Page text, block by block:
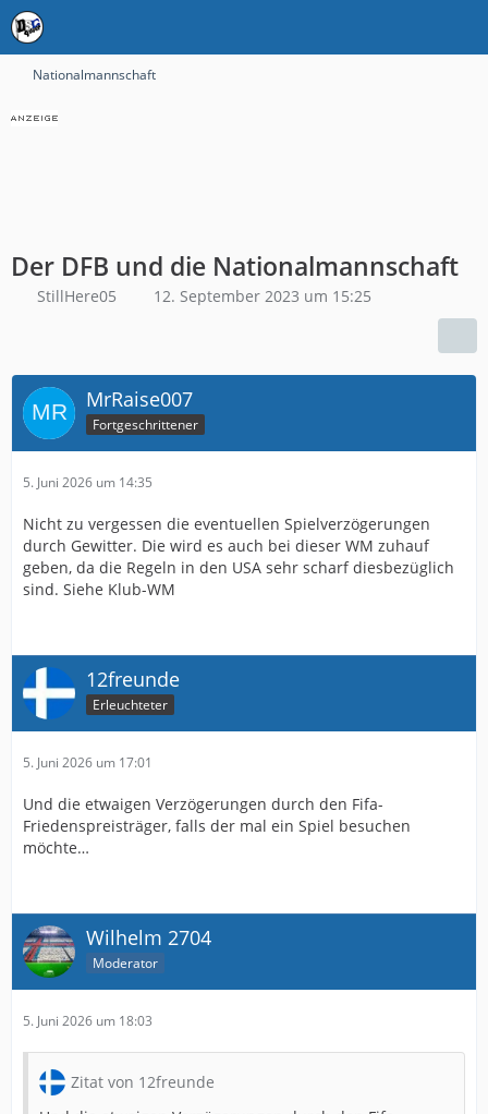
Nationalmannschaft
Der DFB und die Nationalmannschaft
StillHere05 12. September 2023 um 15:25
MrRaise007
Fortgeschrittener
5. Juni 2026 um 14:35
Nicht zu vergessen die eventuellen Spielverzögerungen
durch Gewitter. Die wird es auch bei dieser WM zuhauf
geben, da die Regeln in den USA sehr scharf diesbezüglich
sind. Siehe Klub-WM
12freunde
Erleuchteter
5. Juni 2026 um 17:01
Und die etwaigen Verzögerungen durch den Fifa-
Friedenspreisträger, falls der mal ein Spiel besuchen
möchte…
Wilhelm 2704
Moderator
5. Juni 2026 um 18:03
Zitat von 12freunde